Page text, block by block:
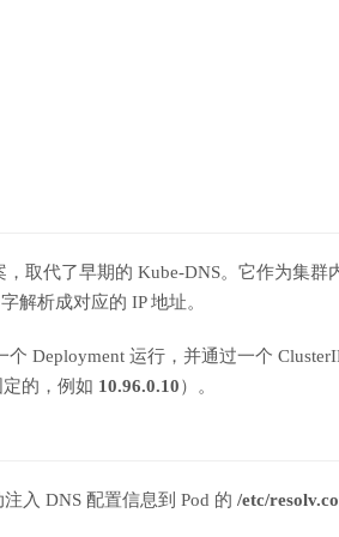
取代了早期的 Kube-DNS。它作为集群
解析成对应的 IP 地址。
Deployment 运行，并通过一个
定的，例如 10.96.0.10）。
入 DNS 配置信息到 Pod 的 /etc/